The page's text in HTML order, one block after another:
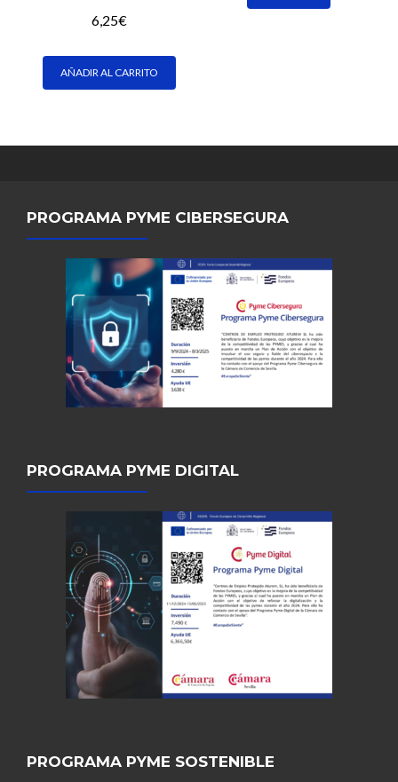
6,25€
AÑADIR AL CARRITO
PROGRAMA PYME CIBERSEGURA
PROGRAMA PYME DIGITAL
PROGRAMA PYME SOSTENIBLE